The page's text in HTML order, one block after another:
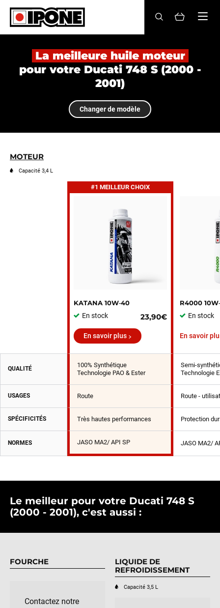
Ipone
HUILES MOTEUR
ENTRETIEN
MAINTENANCE
Revendeurs
BE
La meilleure huile moteur
pour votre Ducati 748 S (2000 -
2001)
Changer de modèle
MOTEUR
Capacité 3,4 L
#1 MEILLEUR CHOIX
KATANA 10W‑40
En stock
23,90€
R4000
En stock
En savoir plus En savoir
QUALITÉ
100% Synthétique
Technologie PAO & Ester
Semi-
Technologie
USAGES Route Route -
SPÉCIFICITÉS Très hautes performances Protection
NORMES JASO MA2/ API SP JASO MA2/
Le meilleur pour votre Ducati 748 S
(2000 - 2001), c'est aussi :
FOURCHE
Contactez notre
LIQUIDE DE
REFROIDISSEMENT
Capacité 3,5 L